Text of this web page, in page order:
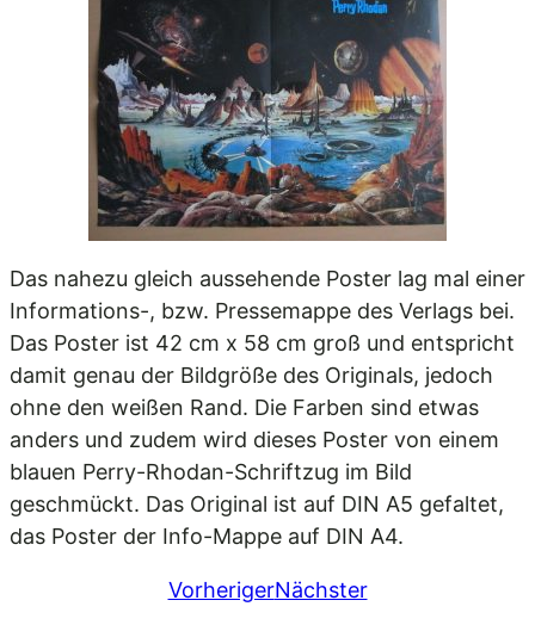
Das nahezu gleich aussehende Poster lag mal einer
Informations-, bzw. Pressemappe des Verlags bei.
Das Poster ist 42 cm x 58 cm groß und entspricht
damit genau der Bildgröße des Originals, jedoch
ohne den weißen Rand. Die Farben sind etwas
anders und zudem wird dieses Poster von einem
blauen Perry-Rhodan-Schriftzug im Bild
geschmückt. Das Original ist auf DIN A5 gefaltet,
das Poster der Info-Mappe auf DIN A4.
VorherigerNächster